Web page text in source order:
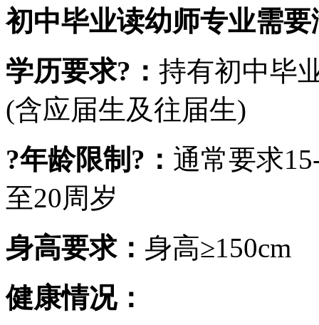
初中毕业读幼师专业需
学历要求?： 持有初中毕
(含应届生及往届生)
?年龄限制?： 通常要求
至20周岁
身高要求： 身高≥150cm
健康情况：